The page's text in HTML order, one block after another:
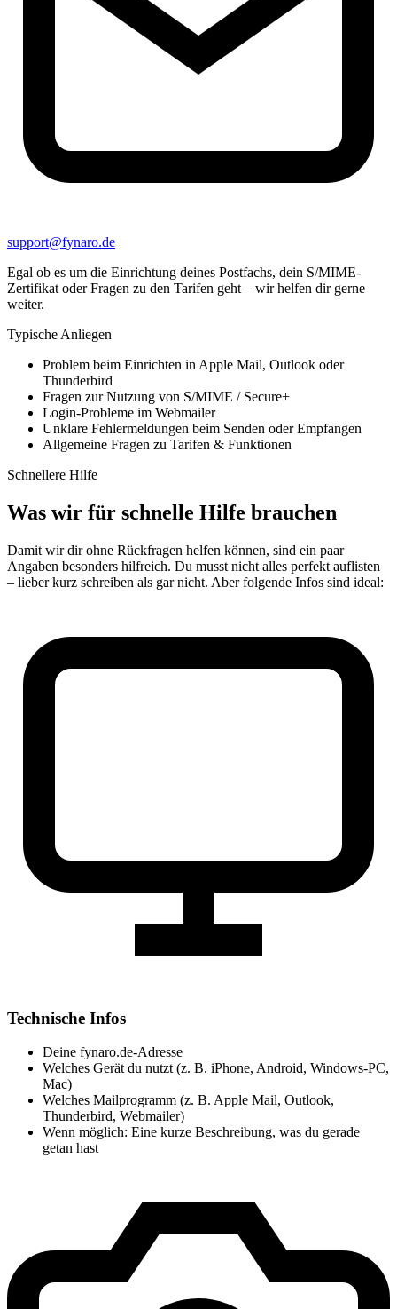
support@fynaro.de
Egal ob es um die Einrichtung deines Postfachs, dein S/MIME-
Zertifikat oder Fragen zu den Tarifen geht – wir helfen dir gerne
weiter.
Typische Anliegen
Problem beim Einrichten in Apple Mail, Outlook oder
Thunderbird
Fragen zur Nutzung von S/MIME / Secure+
Login-Probleme im Webmailer
Unklare Fehlermeldungen beim Senden oder Empfangen
Allgemeine Fragen zu Tarifen & Funktionen
Schnellere Hilfe
Was wir für schnelle Hilfe brauchen
Damit wir dir ohne Rückfragen helfen können, sind ein paar
Angaben besonders hilfreich. Du musst nicht alles perfekt auflisten
– lieber kurz schreiben als gar nicht. Aber folgende Infos sind ideal:
Technische Infos
Deine fynaro.de-Adresse
Welches Gerät du nutzt (z. B. iPhone, Android, Windows-PC,
Mac)
Welches Mailprogramm (z. B. Apple Mail, Outlook,
Thunderbird, Webmailer)
Wenn möglich: Eine kurze Beschreibung, was du gerade
getan hast